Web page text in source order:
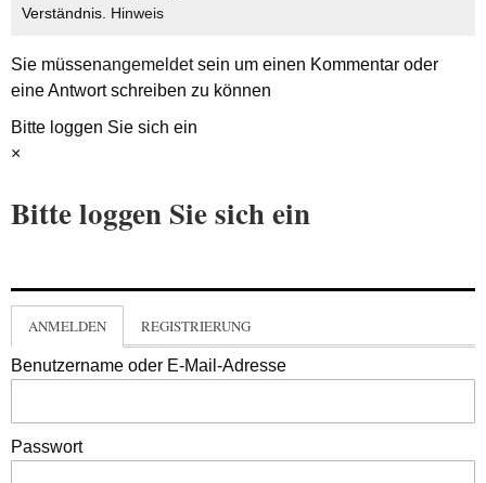
Verständnis. Hinweis
Sie müssenangemeldetsein um einen Kommentar oder
eine Antwort schreiben zu können
Bitte loggen Sie sich ein
×
Bitte loggen Sie sich ein
ANMELDEN REGISTRIERUNG
Benutzername oder E-Mail-Adresse
Passwort